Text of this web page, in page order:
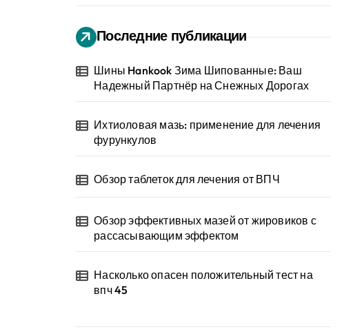
Последние публикации
Шины Hankook Зима Шипованные: Ваш
Надежный Партнёр на Снежных Дорогах
Ихтиоловая мазь: применение для лечения
фурункулов
Обзор таблеток для лечения от ВПЧ
Обзор эффективных мазей от жировиков с
рассасывающим эффектом
Насколько опасен положительный тест на
впч 45